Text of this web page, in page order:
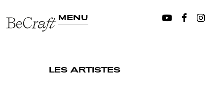
MENU
LES ARTISTES